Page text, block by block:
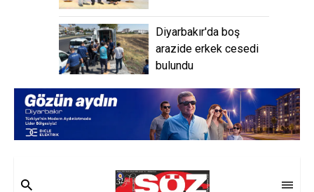
Diyarbakır'da boş
arazide erkek cesedi
bulundu